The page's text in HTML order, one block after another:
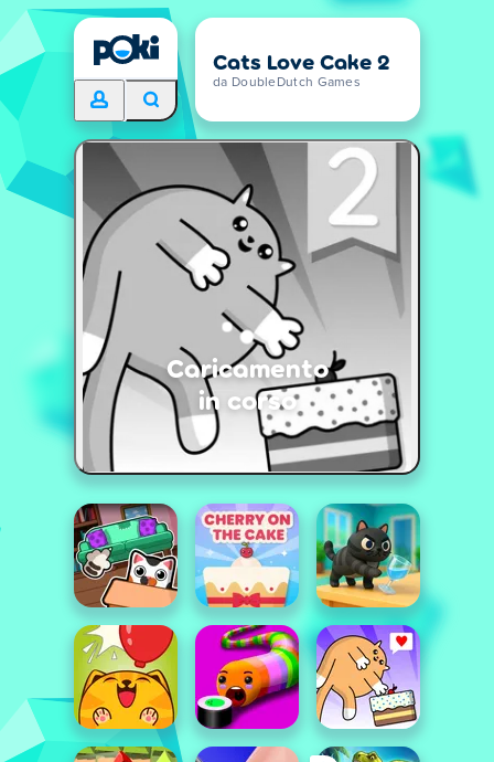
Cats Love Cake 2
da DoubleDutch Games
Caricamento
in corso